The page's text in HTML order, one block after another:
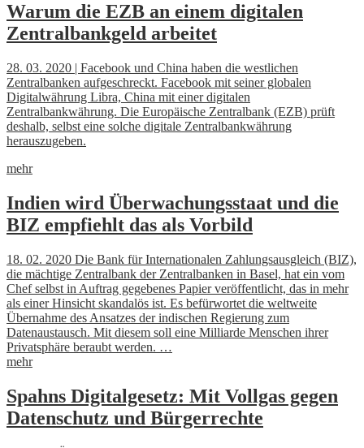
Warum die EZB an einem digitalen
Zentralbankgeld arbeitet
28. 03. 2020 | Facebook und China haben die westlichen
Zentralbanken aufgeschreckt. Facebook mit seiner globalen
Digitalwährung Libra, China mit einer digitalen
Zentralbankwährung. Die Europäische Zentralbank (EZB) prüft
deshalb, selbst eine solche digitale Zentralbankwährung
herauszugeben.
mehr
Indien wird Überwachungsstaat und die
BIZ empfiehlt das als Vorbild
18. 02. 2020 Die Bank für Internationalen Zahlungsausgleich (BIZ),
die mächtige Zentralbank der Zentralbanken in Basel, hat ein vom
Chef selbst in Auftrag gegebenes Papier veröffentlicht, das in mehr
als einer Hinsicht skandalös ist. Es befürwortet die weltweite
Übernahme des Ansatzes der indischen Regierung zum
Datenaustausch. Mit diesem soll eine Milliarde Menschen ihrer
Privatsphäre beraubt werden. …
mehr
Spahns Digitalgesetz: Mit Vollgas gegen
Datenschutz und Bürgerrechte